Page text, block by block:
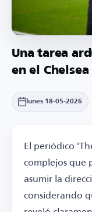
Una tarea
en el Chelsea
lunes 18-05-2026
El periódico
complejos que
asumir la
considerando